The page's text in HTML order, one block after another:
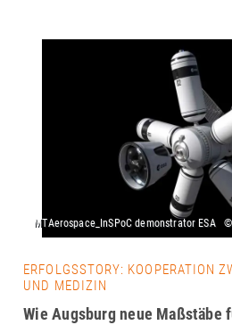
ERFOLGSSTORY: KOOPERATION
UND MEDIZIN
Wie Augsburg neue